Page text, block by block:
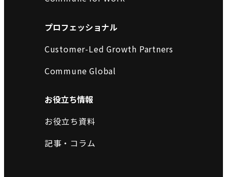
プロフェッショナル
Customer-Led Growth Partners
Commune Global
お役立ち情報
お役立ち資料
記事・コラム